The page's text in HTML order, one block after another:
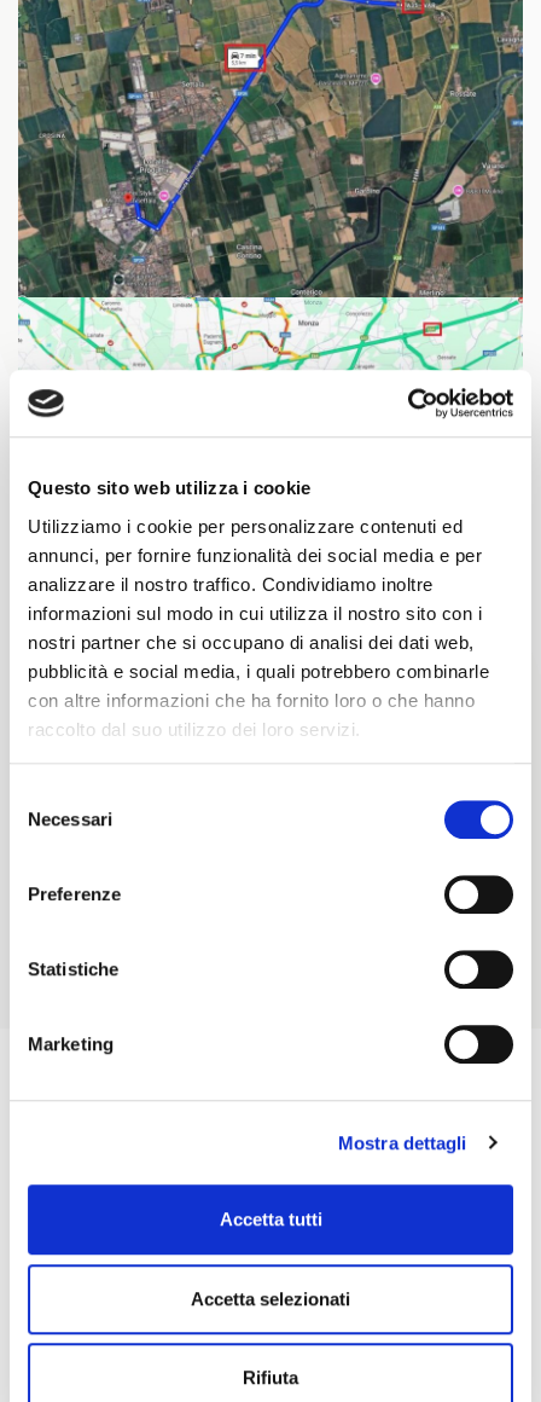
Questo sito web utilizza i cookie
Utilizziamo i cookie per personalizzare contenuti ed
annunci, per fornire funzionalità dei social media e per
analizzare il nostro traffico. Condividiamo inoltre
informazioni sul modo in cui utilizza il nostro sito con i
nostri partner che si occupano di analisi dei dati web,
pubblicità e social media, i quali potrebbero combinarle
con altre informazioni che ha fornito loro o che hanno
raccolto dal suo utilizzo dei loro servizi.
delNecessari
Preferenze
Statistiche
Marketing
Mostra dettagli
Accetta tutti
Accetta selezionati
Rifiuta
Caratteristiche
AL0291
disponibile